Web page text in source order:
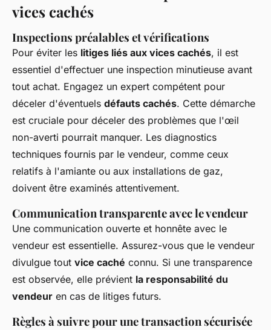
vices cachés
Inspections préalables et vérifications
Pour éviter les litiges liés aux vices cachés, il est
essentiel d'effectuer une inspection minutieuse avant
tout achat. Engagez un expert compétent pour
déceler d'éventuels défauts cachés. Cette démarche
est cruciale pour déceler des problèmes que l'œil
non-averti pourrait manquer. Les diagnostics
techniques fournis par le vendeur, comme ceux
relatifs à l'amiante ou aux installations de gaz,
doivent être examinés attentivement.
Communication transparente avec le vendeur
Une communication ouverte et honnête avec le
vendeur est essentielle. Assurez-vous que le vendeur
divulgue tout vice caché connu. Si une transparence
est observée, elle prévient la responsabilité du
vendeur en cas de litiges futurs.
Règles à suivre pour une transaction sécurisée